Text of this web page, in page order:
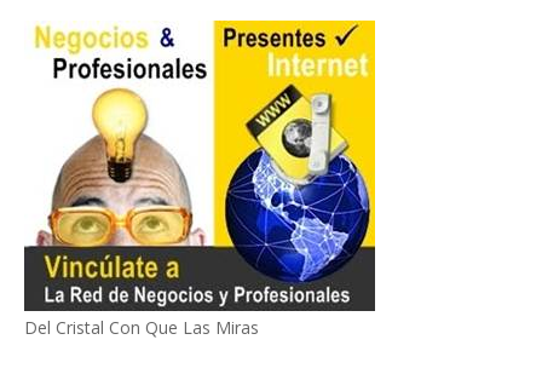
Del Cristal Con Que Las Miras